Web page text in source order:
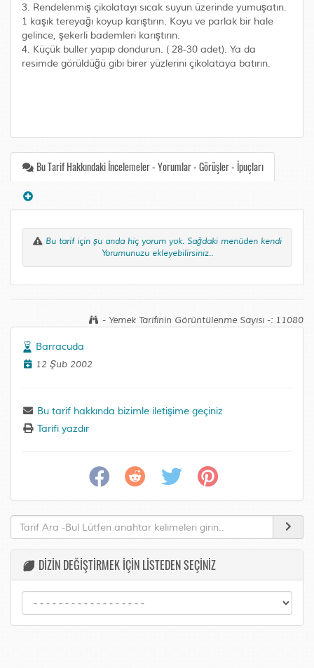
3. Rendelenmiş çikolatayı sıcak suyun üzerinde yumuşatın.
1 kaşık tereyağı koyup karıştırın. Koyu ve parlak bir hale
gelince, şekerli bademleri karıştırın.
4. Küçük buller yapıp dondurun. ( 28-30 adet). Ya da
resimde görüldüğü gibi birer yüzlerini çikolataya batırın.
Bu Tarif Hakkındaki İncelemeler - Yorumlar - Görüşler - İpuçları
Bu tarif için şu anda hiç yorum yok. Sağdaki menüden kendi
Yorumunuzu ekleyebilirsiniz..
- Yemek Tarifinin Görüntülenme Sayısı -: 11080
Barracuda
12 Şub 2002
Bu tarif hakkında bizimle iletişime geçiniz
Tarifi yazdır
DİZİN DEĞİŞTİRMEK İÇİN LİSTEDEN SEÇİNİZ